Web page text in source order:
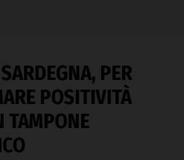
PER
POSITIVITÀ
TAMPONE